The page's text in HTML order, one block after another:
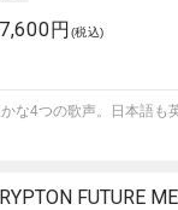
円 (税込)
な4つの歌声。日本語も
FUTURE